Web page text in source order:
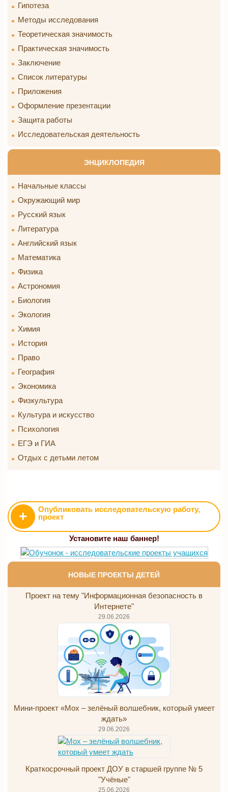
Гипотеза
Методы исследования
Теоретическая значимость
Практическая значимость
Заключение
Список литературы
Приложения
Оформление презентации
Защита работы
Исследовательская деятельность
ЭНЦИКЛОПЕДИЯ
Начальные классы
Окружающий мир
Русский язык
Литература
Английский язык
Математика
Физика
Астрономия
Биология
Экология
Химия
История
Право
География
Экономика
Физкультура
Культура и искусство
Психология
ЕГЭ и ГИА
Отдых с детьми летом
+
Опубликовать исследовательскую работу,
проект
Установите наш баннер!
НОВЫЕ ПРОЕКТЫ ДЕТЕЙ
Проект на тему "Информационная безопасность в
Интернете"
29.06.2026
Мини-проект «Мох – зелёный волшебник, который умеет
ждать»
29.06.2026
Краткосрочный проект ДОУ в старшей группе № 5
"Учёные"
25.06.2026